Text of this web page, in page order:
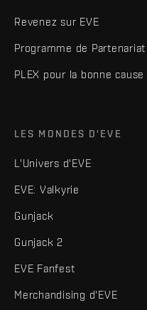
Revenez sur EVE
Programme de Partenariat
PLEX pour la bonne cause
LES MONDES D'EVE
L'Univers d'EVE
EVE: Valkyrie
Gunjack
Gunjack 2
EVE Fanfest
Merchandising d'EVE